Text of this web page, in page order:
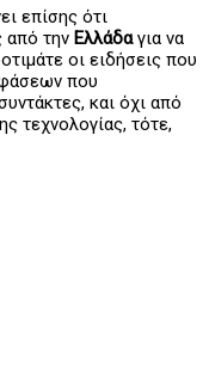
επίσης ότι
από την Ελλάδαγια να
οι ειδήσεις που
που
και όχι από
τεχνολογίας, τότε,